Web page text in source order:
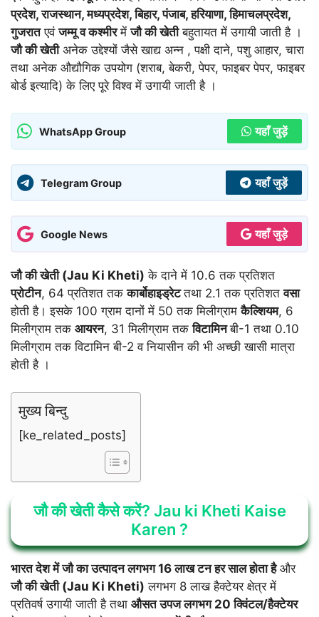
प्रदेश, राजस्थान, मध्यप्रदेश, बिहार, पंजाब, हरियाणा, हिमाचलप्रदेश,
गुजरातएवंजम्मू व कश्मीरमेंजौ की खेतीबहुतायत में उगायी जाती है ।
जौ की खेतीअनेक उद्देश्यों जैसे खाद्य अन्न , पक्षी दाने, पशु आहार, चारा
तथा अनेक औद्यौगिक उपयोग (शराब, बेकरी, पेपर, फाइबर पेपर, फाइबर
बोर्ड इत्यादि) के लिए पूरे विश्व में उगायी जाती है ।
WhatsApp Group यहाँ जुड़ें
Telegram Group यहाँ जुड़ें
Google News यहाँ जुड़े
जौ की खेती (Jau Ki Kheti) के दाने में 10.6 तक प्रतिशत
प्रोटीन, 64 प्रतिशत तककार्बोहाइड्रेटतथा 2.1 तक प्रतिशतवसा
होती है। इसके 100 ग्राम दानों में 50 तक मिलीग्रामकैल्शियम, 6
मिलीग्राम तक आयरन, 31 मिलीग्राम तकविटामिनबी-1 तथा 0.10
मिलीग्राम तक विटामिन बी-2 व नियासीन की भी अच्छी खासी मात्रा
होती है ।
मुख्य बिन्दु
[ke_related_posts]
जौ की खेती कैसे करें? Jau ki Kheti Kaise
Karen ?
भारत देश में जौ का उत्पादन लगभग 16 लाख टन हर साल होता हैऔर
जौ की खेती (Jau Ki Kheti) लगभग 8 लाख हैक्टेयर क्षेत्र में
प्रतिवर्ष उगायी जाती है तथा औसत उपज लगभग 20 क्विंटल/हैक्टेयर